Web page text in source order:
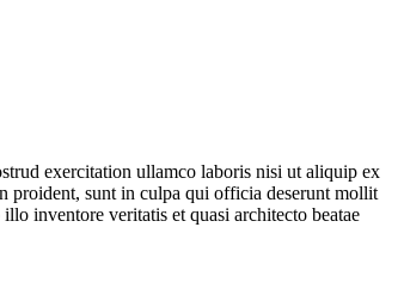
exercitation ullamco laboris nisi ut aliquip ex
proident, sunt in culpa qui officia deserunt mollit
inventore veritatis et quasi architecto beatae